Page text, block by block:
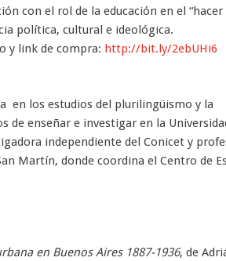
con el rol de la educación en el “hacer
política, cultural e ideológica.
y link de compra: http://bit.ly/2ebUHi6
en los estudios del plurilingüismo y la
de enseñar e investigar en la
independiente del Conicet y
Martín, donde coordina el Centro de
en Buenos Aires 1887-1936, de